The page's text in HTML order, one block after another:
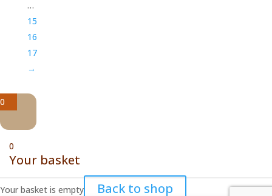
…
15
16
17
→
0
0
Your basket
Your basket is empty Back to shop